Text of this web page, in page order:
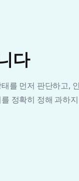
다
를 먼저 판단하고,
정확히 정해 과하